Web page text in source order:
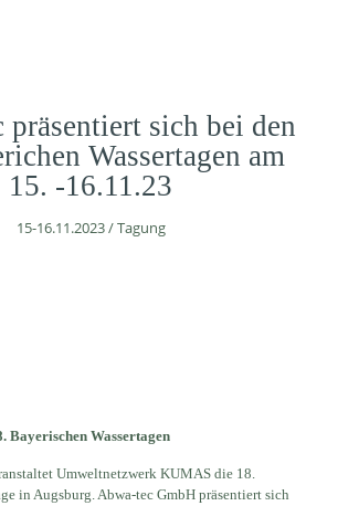
präsentiert sich bei den
Wassertagen am
15. -16.11.23
15-16.11.2023 / Tagung
Bayerischen Wassertagen
Umweltnetzwerk KUMAS die 18.
in Augsburg. Abwa-tec GmbH präsentiert sich